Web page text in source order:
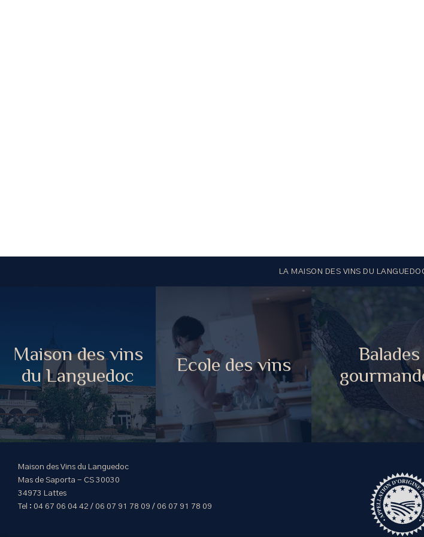
LA MAISON DES VINS DU
Maison des vins
du Languedoc
Ecole des vins
Balades
Maison des Vins du Languedoc
Mas de Saporta - CS 30030
34973 Lattes
Tel : 04 67 06 04 42 / 06 07 91 78 09 / 06 07 91 78 09